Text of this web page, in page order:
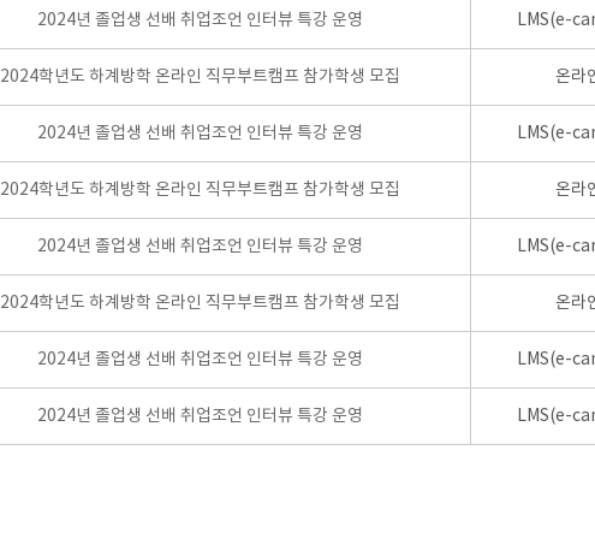
2024년 졸업생 선배 취업조언 인터뷰 특강 운영 LMS(e-
2024학년도 하계방학 온라인 직무부트캠프 참가학생 모집 온라
2024년 졸업생 선배 취업조언 인터뷰 특강 운영 LMS(e-
2024학년도 하계방학 온라인 직무부트캠프 참가학생 모집 온라
2024년 졸업생 선배 취업조언 인터뷰 특강 운영 LMS(e-
2024학년도 하계방학 온라인 직무부트캠프 참가학생 모집 온라
2024년 졸업생 선배 취업조언 인터뷰 특강 운영 LMS(e-
2024년 졸업생 선배 취업조언 인터뷰 특강 운영 LMS(e-